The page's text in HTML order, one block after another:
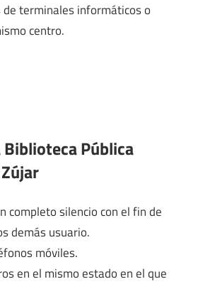
terminales informáticos o
centro.
Pública
completo silencio con el fin de
demás usuario.
móviles.
en el mismo estado en el que